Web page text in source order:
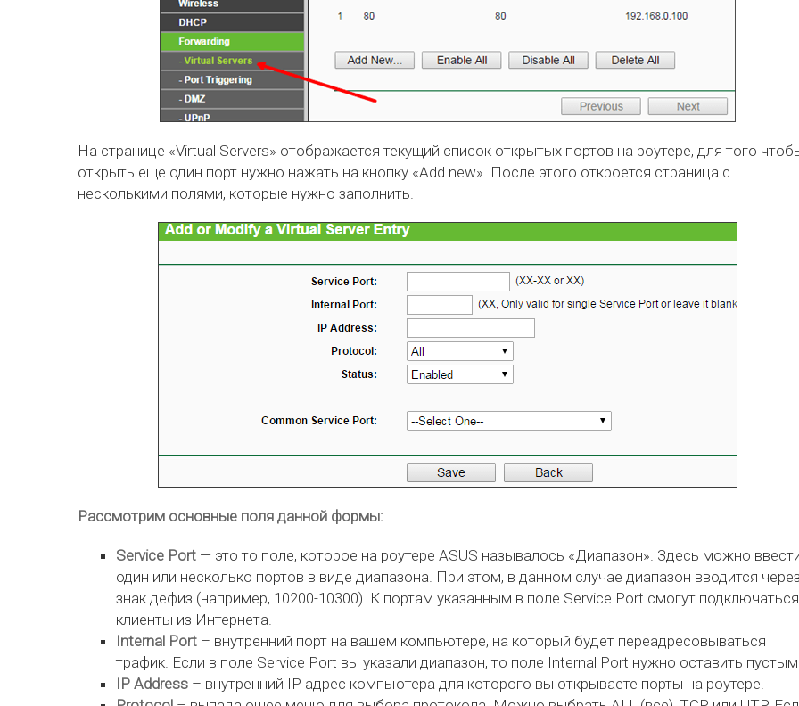
На странице «Virtual Servers» отображается текущий список открытых портов на роутере, для того
открыть еще один порт нужно нажать на кнопку «Add new». После этого откроется страница с
несколькими полями, которые нужно заполнить.
Рассмотрим основные поля данной формы:
Service Port— это то поле, которое на роутере ASUS называлось «Диапазон». Здесь можно
один или несколько портов в виде диапазона. При этом, в данном случае диапазон вводится через
знак дефиз (например, 10200-10300). К портам указанным в поле Service Port смогут подключаться
клиенты из Интернета.
Internal Port– внутренний порт на вашем компьютере, на который будет переадресовываться
трафик. Если в поле Service Port вы указали диапазон, то поле Internal Port нужно оставить пустым.
IP Address– внутренний IP адрес компьютера для которого вы открываете порты на роутере.